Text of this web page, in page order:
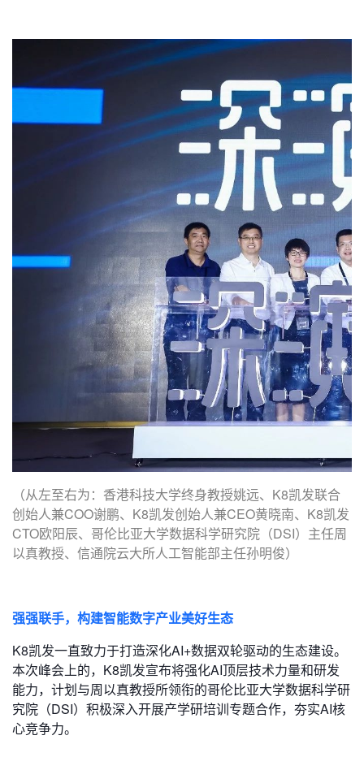
（从左至右为：香港科技大学终身教授姚远、K8凯发联合
创始人兼COO谢鹏、K8凯发创始人兼CEO黄晓南、K8凯发
CTO欧阳辰、哥伦比亚大学数据科学研究院（DSI）主任周
以真教授、信通院云大所人工智能部主任孙明俊）
强强联手，构建智能数字产业美好生态
K8凯发一直致力于打造深化AI+数据双轮驱动的生态建设。
本次峰会上的，K8凯发宣布将强化AI顶层技术力量和研发
能力，计划与周以真教授所领衔的哥伦比亚大学数据科学研
究院（DSI）积极深入开展产学研培训专题合作，夯实AI核
心竞争力。